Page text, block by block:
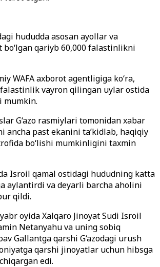
hududda asosan ayollar va
qariyb 60,000 falastinlikni
WAFA axborot agentligiga ko‘ra,
vayron qilingan uylar ostida
mumkin.
G‘azo rasmiylari tomonidan xabar
ancha past ekanini ta’kidlab, haqiqiy
bo‘lishi mumkinligini taxmin
Isroil qamal ostidagi hududning katta
aylantirdi va deyarli barcha aholini
qildi.
oyida Xalqaro Jinoyat Sudi Isroil
Netanyahu va uning sobiq
Gallantga qarshi G‘azodagi urush
qarshi jinoyatlar uchun hibsga
edi.